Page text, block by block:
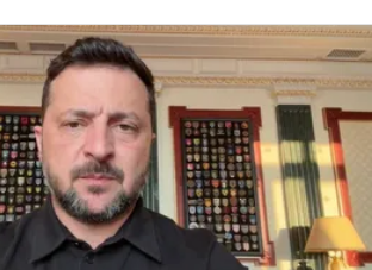
жизни": Зеленский об
системе FREYJA,
России и поддержке аграриев.
присоединяются к совместному
т.